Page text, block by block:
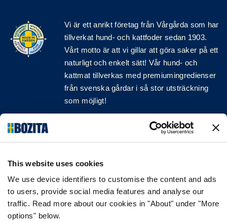
This website uses cookies
We use device identifiers to customise the content and ads
to users, provide social media features and analyse our
traffic. Read more about our cookies in "About" under "More
options" below.
Vi är ett anriktföretag från Vårgårda som har
tillverkat hund- och kattfoder sedan 1903.
Vårt motto är att vi gillar att göra saker på ett
naturligt och enkelt sätt! Vår hund- och
kattmat tillverkas med premiumingredienser
från svenska gårdar i så stor utsträckning
som möjligt!
Följ oss på sociala medier
INFORMATION
VANLIGA FRÅGOR & SVAR
OM FÖRETAGET